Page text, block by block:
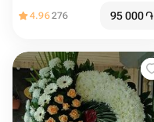
4.96276 95 000֏